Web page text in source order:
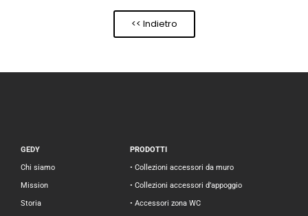
<< Indietro
GEDY
Chi siamo
Mission
Storia
PRODOTTI
• Collezioni accessori da muro
• Collezioni accessori d’appoggio
• Accessori zona WC